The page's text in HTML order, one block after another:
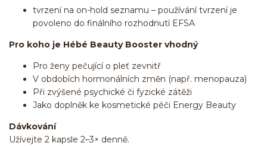
tvrzení na on-hold seznamu – používání tvrzení je
povoleno do finálního rozhodnutí EFSA
Pro koho je Hébé Beauty Booster vhodný
Pro ženy pečující o pleť zevnitř
V obdobích hormonálních změn (např. menopauza)
Při zvýšené psychické či fyzické zátěži
Jako doplněk ke kosmetické péči Energy Beauty
Dávkování
Užívejte 2 kapsle 2–3× denně.